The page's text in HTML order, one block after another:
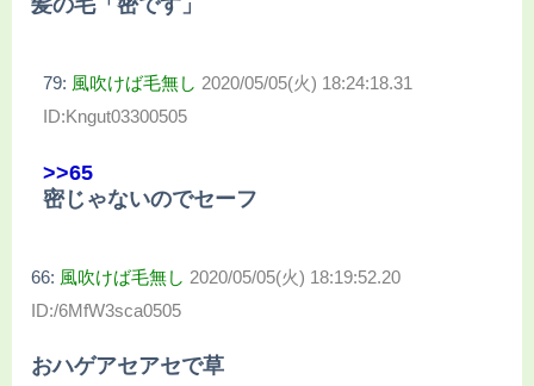
髪の毛「密です」
79: 風吹けば毛無し 2020/05/05(火) 18:24:18.31
ID:Kngut03300505
>>65
密じゃないのでセーフ
66: 風吹けば毛無し 2020/05/05(火) 18:19:52.20
ID:/6MfW3sca0505
おハゲアセアセで草